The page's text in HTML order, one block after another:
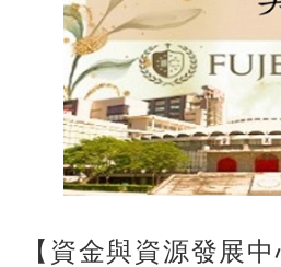
【資金與資源發展